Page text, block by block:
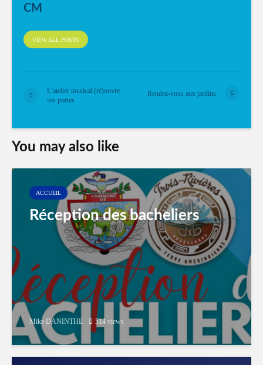
CM
VIEW ALL POSTS
L’atelier musical (ré)ouvre
ses portes
Rendez-vous aux jardins
You may also like
ACCUEIL
Réception des bacheliers
Mike DANINTHE 514 views